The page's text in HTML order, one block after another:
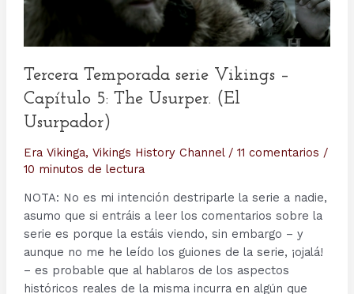
Tercera Temporada serie Vikings –
Capítulo 5: The Usurper. (El
Usurpador)
Era Vikinga, Vikings History Channel/ 11 comentarios /
10 minutos de lectura
NOTA: No es mi intención destriparle la serie a nadie,
asumo que si entráis a leer los comentarios sobre la
serie es porque la estáis viendo, sin embargo – y
aunque no me he leído los guiones de la serie, ¡ojalá!
– es probable que al hablaros de los aspectos
históricos reales de la misma incurra en algún que